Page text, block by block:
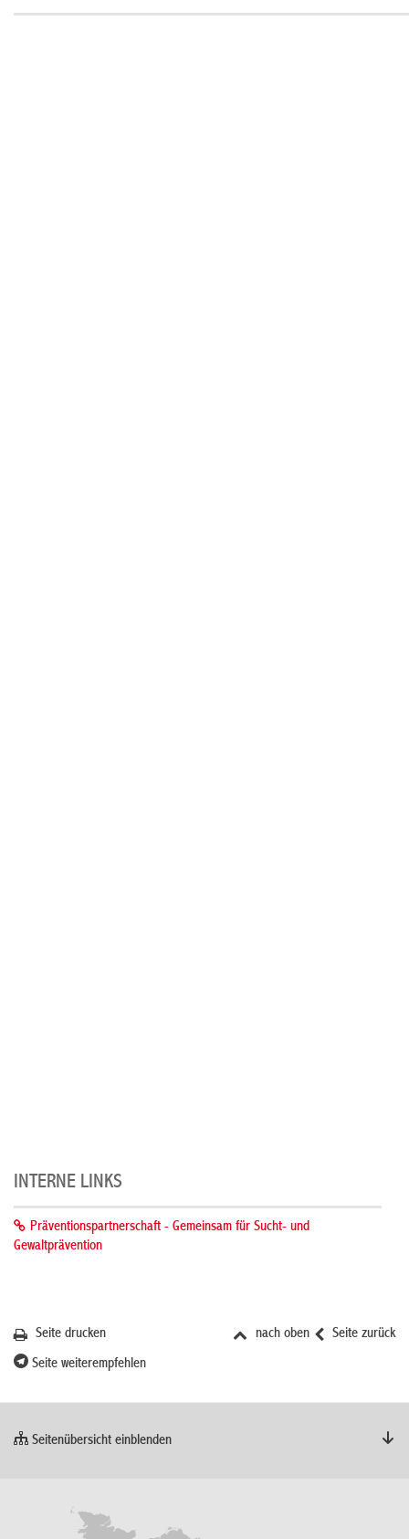
INTERNE LINKS
Präventionspartnerschaft - Gemeinsam für Sucht- und
Gewaltprävention
Seite zurück
nach oben
Seite drucken
Seite weiterempfehlen
Seitenübersicht einblenden